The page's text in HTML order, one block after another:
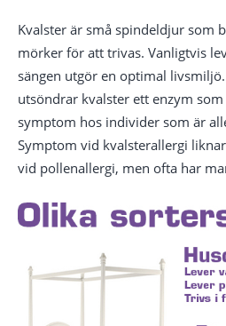
Kvalster är små spindeldjur som
mörker för att trivas. Vanligtvis
sängen utgör en optimal
utsöndrar kvalster ett enzym
symptom hos individer som är
Symptom vid kvalsterallergi
vid pollenallergi, men ofta har